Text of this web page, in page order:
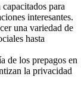
para
interesantes.
una variedad de
hasta
de los prepagos en
la privacidad